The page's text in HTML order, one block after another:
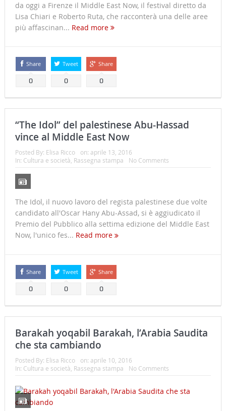
da oggi a Firenze il Middle East Now, il festival diretto da
Lisa Chiari e Roberto Ruta, che racconterà una delle aree
più affascinan... Read more
Share
0
Tweet
0
Share
0
“The Idol” del palestinese Abu-Hassad
vince al Middle East Now
Posted By: Elisa Ricco on: aprile 13, 2016
In: Cultura e società, Rassegna stampa No Comments
The Idol, il nuovo lavoro del regista palestinese due volte
candidato all'Oscar Hany Abu-Assad, si è aggiudicato il
Premio del Pubblico alla settima edizione del Middle East
Now, l'unico fes... Read more
Share
0
Tweet
0
Share
0
Barakah yoqabil Barakah, l’Arabia Saudita
che sta cambiando
Posted By: Elisa Ricco on: aprile 10, 2016
In: Cultura e società Rassegna stampa No Comments